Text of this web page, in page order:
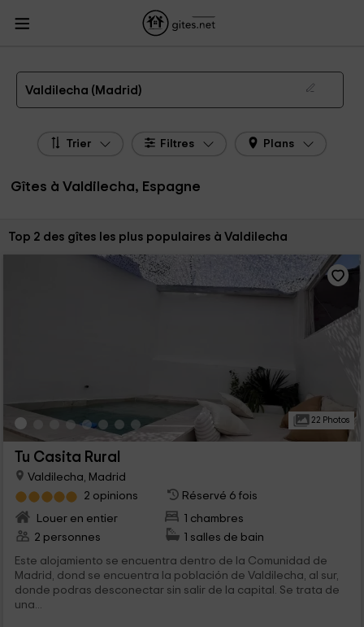
Gites Madrid
Gîtes à Valdilecha de 2026
Valdilecha (Madrid)
Trier Filtres Plans
Gîtes à Valdilecha, Espagne
Trier par:
Top 2 des gîtes les plus populaires à Valdilecha
22 Photos
Tu Casita Rural
Valdilecha, Madrid
2 opinions
Réservé 6 fois
Louer en entier
1 chambres
2 personnes
1 salles de bain
Este alojamiento se encuentra dentro de la Comunidad de
Madrid, dond se encuentra la población de Valdilecha, al sur,
donde podras desconectar sin salir de la capital. Se trata de
una...